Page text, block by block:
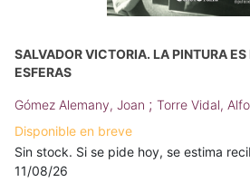
SALVADOR VICTORIA. LA PINTURA
ESFERAS
Gómez Alemany, Joan ; Torre Vidal,
Disponible en breve
Sin stock. Si se pide hoy, se estima
11/08/26